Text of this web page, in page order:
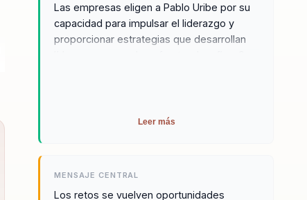
Las empresas eligen a Pablo Uribe por su
capacidad para impulsar el liderazgo y
proporcionar estrategias que desarrollan
necesidades específicas de cada empresa
Leer más
MENSAJE CENTRAL
Los retos se vuelven oportunidades